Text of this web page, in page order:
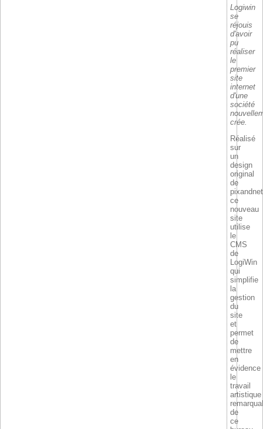
Logiwin
se
réjouis
d'avoir
pu
réaliser
le
premier
site
internet
d'une
société
crée.
Réalisé
sur
un
design
original
de
ce
nouveau
site
utilise
le
CMS
de
LogiWin
qui
simplifie
la
gestion
du
site
et
permet
de
mettre
en
évidence
le
travail
artistique
de
ce